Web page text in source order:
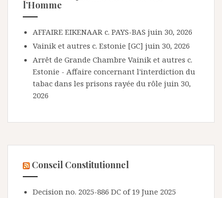
l’Homme
AFFAIRE EIKENAAR c. PAYS-BAS juin 30, 2026
Vainik et autres c. Estonie [GC] juin 30, 2026
Arrêt de Grande Chambre Vainik et autres c.
Estonie - Affaire concernant l'interdiction du
tabac dans les prisons rayée du rôle juin 30,
2026
Conseil Constitutionnel
Decision no. 2025-886 DC of 19 June 2025